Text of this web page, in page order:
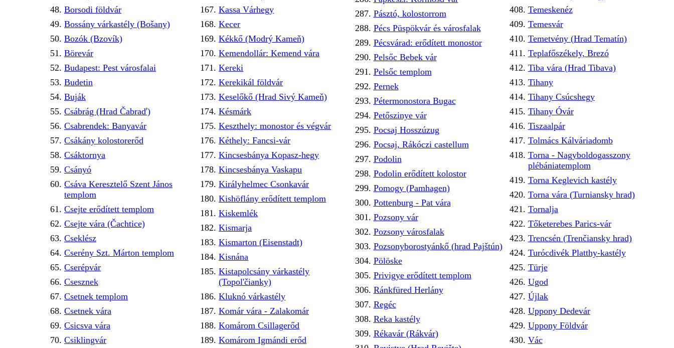
Borsodi földvár
Bossány várkastély (Bošany)
Bozók (Bzovík)
Börevár
Budapest: Pest városfalai
Budetin
Buják
Csábrág (Hrad Čabraď)
Csabrendek: Banyavár
Csákány kolostorerőd
Csáktornya
Csányó
Csáva Keresztelő Szent János
templom
Csejte erődített templom
Csejte vára (Čachtice)
Cseklész
Cserény Szt. Márton templom
Cserépvár
Csesznek
Csetnek templom
Csetnek vára
Csicsva vára
Csiklingvár
Kassa Várhegy
Kecer
Kékkő (Modrý Kameň)
Kemendollár: Kemend vára
Kereki
Kerekikál földvár
Keselőkő (Hrad Sivý Kameň)
Késmárk
Keszthely: monostor és végvár
Kéthely: Fancsi-vár
Kincsesbánya Kopasz-hegy
Kincsesbánya Vaskapu
Királyhelmec Csonkavár
Kishöflány erődített templom
Kiskemlék
Kismarja
Kismarton (Eisenstadt)
Kisnána
Kistapolcsány várkastély
(Topol'čianky)
Kluknó várkastély
Komár vára - Zalakomár
Komárom Csillagerőd
Komárom Igmándi erőd
Pásztó, kolostorrom
Pécs Püspökvár és városfalak
Pécsvárad: erődített monostor
Pelsőc Bebek vár
Pelsőc templom
Pernek
Pétermonostora Bugac
Petőszinye vár
Pocsaj Hosszúzug
Pocsaj, Rákóczi castellum
Podolin
Podolin erődített kolostor
Pomogy (Pamhagen)
Pottenburg - Pat vára
Pozsony vár
Pozsony városfalak
Pozsonyborostyánkő (hrad Pajštún)
Pölöske
Privigye erődített templom
Ránkfüred Herlány
Regéc
Reka kastély
Rékavár (Rákvár)
Temeskenéz
Temesvár
Temetvény (Hrad Tematín)
Teplafőszékely, Brezó
Tiba vára (Hrad Tibava)
Tihany
Tihany Csúcshegy
Tihany Óvár
Tiszaalpár
Tolmács Kálváriadomb
Torna - Nagyboldogasszony
plébániatemplom
Torna Keglevich kastély
Torna vára (Turniansky hrad)
Tornalja
Tőketerebes Parics-vár
Trencsén (Trenčiansky hrad)
Turócdivék Platthy-kastély
Türje
Ugod
Újlak
Uppony Dedevár
Uppony Földvár
Vác